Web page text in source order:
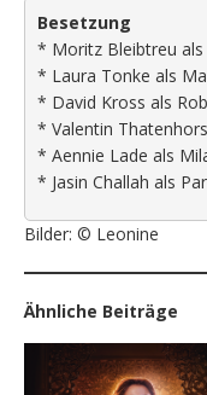
Besetzung
* Moritz Bleibtreu als
* Laura Tonke als
* David Kross als
* Valentin
* Aennie Lade als
* Jasin Challah als
Bilder: © Leonine
Ähnliche Beiträge